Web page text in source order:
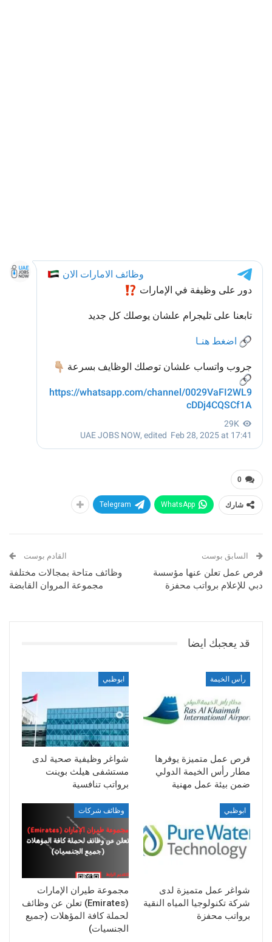
0
شارك WhatsApp
Telegram
السابق بوست
فرص عمل تعلن عنها مؤسسة
دبي للإعلام برواتب محفزة
القادم بوست
وظائف متاحة بمجالات مختلفة
مجموعة المروان القابضة
قد يعجبك ايضا
رأس الخيمة
فرص عمل متميزة يوفرها
مطار رأس الخيمة الدولي
ضمن بيئة عمل مهنية
ابوظبي
شواغر وظيفية صحية لدى
مستشفى هيلث بوينت
برواتب تنافسية
ابوظبي
شواغر عمل متميزة لدى
شركة تكنولوجيا المياه النقية
برواتب محفزة
وظائف شركات
مجموعة طيران الإمارات
(Emirates) تعلن عن وظائف
لحملة كافة المؤهلات (جميع
الجنسيات)